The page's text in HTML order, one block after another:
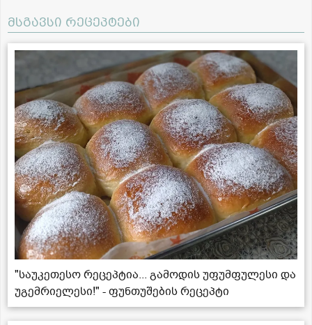
მსგავსი რეცეპტები
"საუკეთესო რეცეპტია... გამოდის უფუმფულესი და
უგემრიელესი!" - ფუნთუშების რეცეპტი